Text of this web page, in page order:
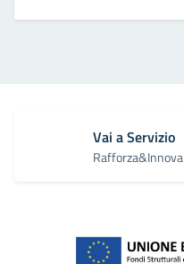
Vai a Servizio
Rafforza&Innova